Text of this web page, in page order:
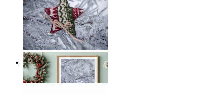
Frostig Stjärna
Från 149 kr